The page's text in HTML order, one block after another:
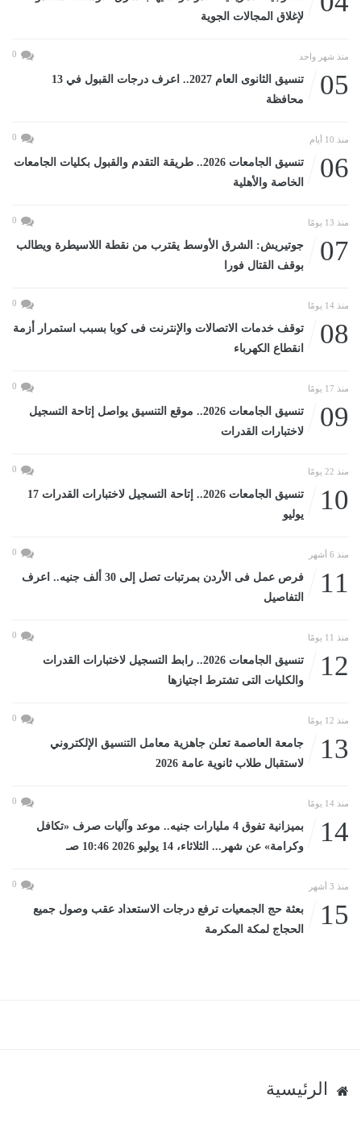
لإغلاق المجالات الجوية
منذ شهر واحد 0
05
تنسيق الثانوى العام 2027.. اعرف درجات القبول في 13
محافظة
منذ 10 أيام 0
06
تنسيق الجامعات 2026.. طريقة التقدم والقبول بكليات الجامعات
الخاصة والأهلية
منذ 13 يومًا 0
07
جوتيريش: الشرق الأوسط يقترب من نقطة اللاسيطرة ويطالب
بوقف القتال فورا
منذ 14 يومًا 0
08
توقف خدمات الاتصالات والإنترنت فى كوبا بسبب استمرار أزمة
انقطاع الكهرباء
منذ 17 يومًا 0
09
تنسيق الجامعات 2026.. موقع التنسيق يواصل إتاحة التسجيل
لاختبارات القدرات
منذ 22 يومًا 0
10
تنسيق الجامعات 2026.. إتاحة التسجيل لاختبارات القدرات 17
يوليو
منذ 6 أشهر 0
11
فرص عمل فى الأردن بمرتبات تصل إلى 30 ألف جنيه.. اعرف
التفاصيل
منذ 11 يومًا 0
12
تنسيق الجامعات 2026.. رابط التسجيل لاختبارات القدرات
والكليات التى تشترط اجتيازها
منذ 12 يومًا 0
13
جامعة العاصمة تعلن جاهزية معامل التنسيق الإلكتروني
لاستقبال طلاب ثانوية عامة 2026
منذ 14 يومًا 0
14
بميزانية تفوق 4 مليارات جنيه.. موعد وآليات صرف «تكافل
وكرامة» عن شهر... الثلاثاء، 14 يوليو 2026 10:46 صـ
منذ 3 أشهر 0
15
بعثة حج الجمعيات ترفع درجات الاستعداد عقب وصول جميع
الحجاج لمكة المكرمة
الرئيسية